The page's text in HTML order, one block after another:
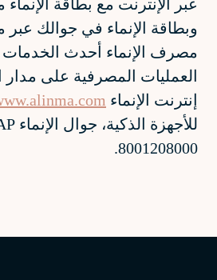
عبر الإنترنت مع بطاقة الإنماء
مصرف الإنماء أحدث الخدمات
العمليات المصرفية على
إنترنت الإنماء
8001208000.